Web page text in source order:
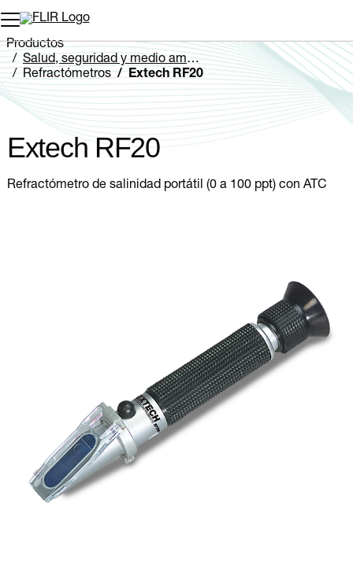
Productos
Salud, seguridad y medio ambiente
Refractómetros
Extech RF20
Extech RF20
Refractómetro de salinidad portátil (0 a 100 ppt) con ATC